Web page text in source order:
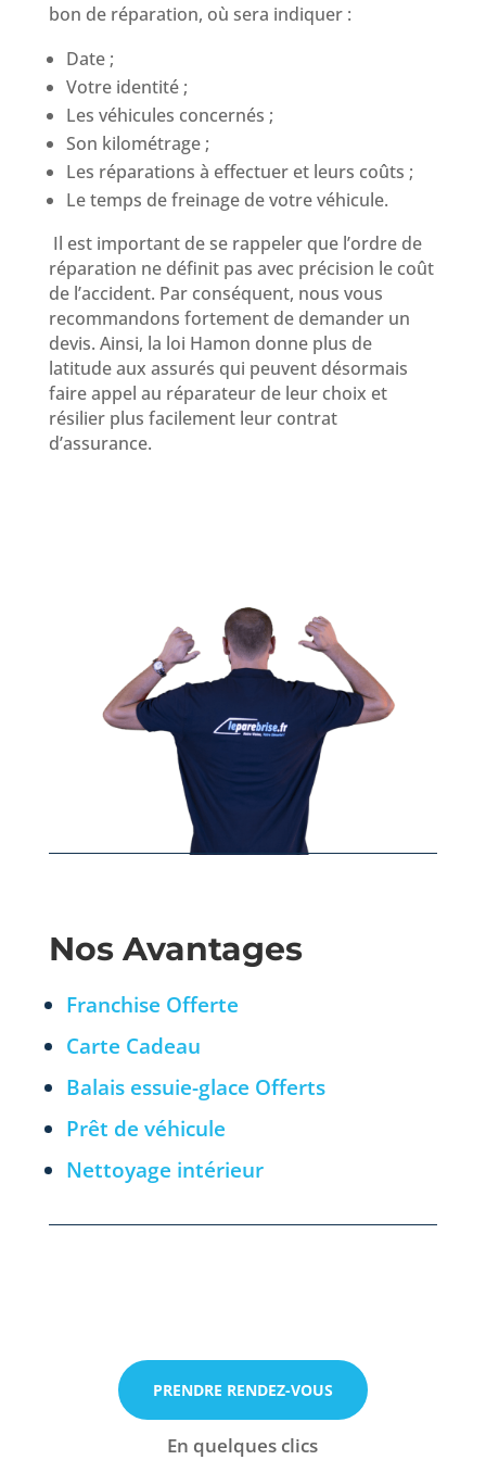
bon de réparation, où sera indiquer :
Date ;
Votre identité ;
Les véhicules concernés ;
Son kilométrage ;
Les réparations à effectuer et leurs coûts ;
Le temps de freinage de votre véhicule.
Il est important de se rappeler que l’ordre de
réparation ne définit pas avec précision le coût
de l’accident. Par conséquent, nous vous
recommandons fortement de demander un
devis. Ainsi, la loi Hamon donne plus de
latitude aux assurés qui peuvent désormais
faire appel au réparateur de leur choix et
résilier plus facilement leur contrat
d’assurance.
Nos Avantages
Franchise Offerte
Carte Cadeau
Balais essuie-glace Offerts
Prêt de véhicule
Nettoyage intérieur
Rendez-vous par téléphone
Appelez-nous maintenant
PRENDRE RENDEZ-VOUS
En quelques clics